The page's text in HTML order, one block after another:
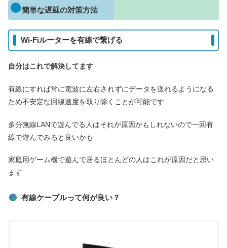
簡単な遅延の対策方法
Wi-Fiルーターを有線で繋げる
自分はこれで解決してます
有線にすれば常に電波に左右されずにデータを送れるようになる
ため不安定な回線速度を取り除くことが可能です
多分無線LANで遊んでる人はそれが原因かもしれないので一回有
線で遊んでみると良いかも
家庭用ゲーム機で遊んで居るほとんどの人はこれが原因だと思い
ます
有線ケーブルって何が良い？